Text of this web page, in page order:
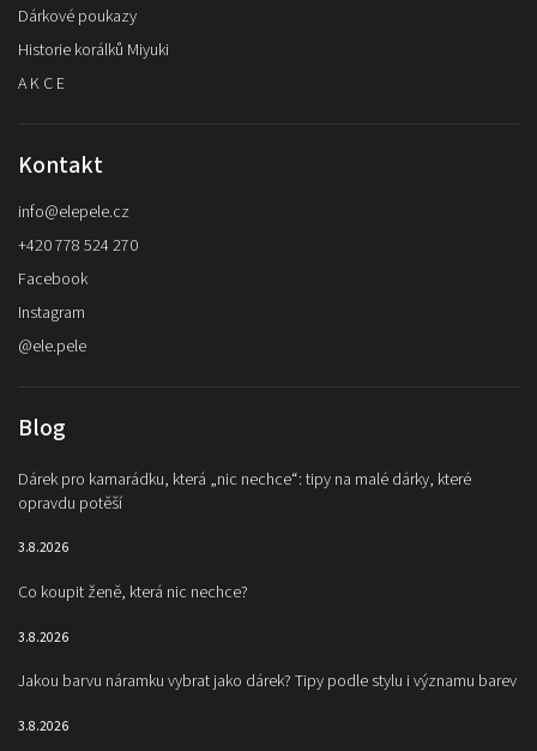
Dárkové poukazy
Historie korálků Miyuki
A K C E
Kontakt
info@elepele.cz
+420 778 524 270
Facebook
Instagram
@ele.pele
Blog
Dárek pro kamarádku, která „nic nechce“: tipy na malé dárky, které
opravdu potěší
3.8.2026
Co koupit ženě, která nic nechce?
3.8.2026
Jakou barvu náramku vybrat jako dárek? Tipy podle stylu i významu barev
3.8.2026